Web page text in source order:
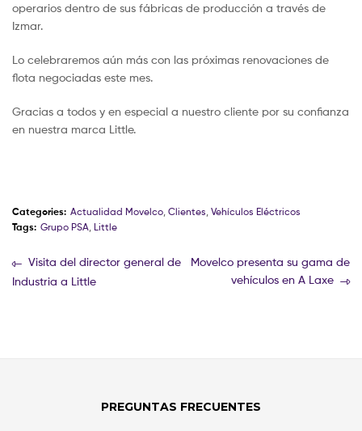
operarios dentro de sus fábricas de producción a través de
Izmar.
Lo celebraremos aún más con las próximas renovaciones de
flota negociadas este mes.
Gracias a todos y en especial a nuestro cliente por su confianza
en nuestra marca Little.
Categories: Actualidad Movelco, Clientes, Vehículos Eléctricos
Tags: Grupo PSA, Little
Visita del director general de
Industria a Little
Movelco presenta su gama de
vehículos en A Laxe
PREGUNTAS FRECUENTES